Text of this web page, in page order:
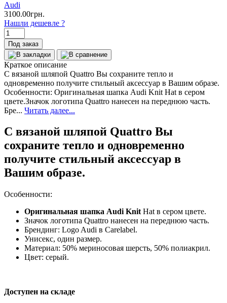
Audi
3100.00грн.
Нашли дешевле ?
Под заказ
Краткое описание
С вязаной шляпой Quattro Вы сохраните тепло и
одновременно получите стильный аксессуар в Вашим образе.
Особенности: Оригинальная шапка Audi Knit Hat в сером
цвете.Значок логотипа Quattro нанесен на переднюю часть.
Бре... Читать далее...
С вязаной шляпой Quattro Вы
сохраните тепло и одновременно
получите стильный аксессуар в
Вашим образе.
Особенности:
Оригинальная шапка Audi Knit Hat в сером цвете.
Значок логотипа Quattro нанесен на переднюю часть.
Брендинг: Logo Audi в Carelabel.
Унисекс, один размер.
Материал: 50% мериносовая шерсть, 50% полиакрил.
Цвет: серый.
Доступен на складе